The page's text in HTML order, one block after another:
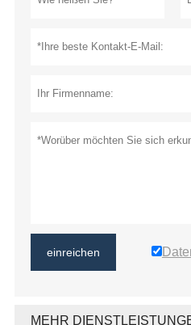
einreichen
MEHR